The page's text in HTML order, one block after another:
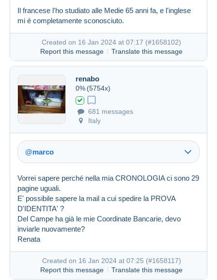
Link (https)
Created on 16 Jan 2024 at 06:35
Il francese l'ho studiato alle Medie 65 anni fa, e l'inglese
mi é completamente sconosciuto.
Created on 16 Jan 2024 at 07:17 (#1658102)
Report this message
Translate this message
renabo
0% (5754x)
681 messages
Italy
@marco
Vorrei sapere perché nella mia CRONOLOGIA ci sono 29
pagine uguali.
E' possibile sapere la mail a cui spedire la PROVA
D'IDENTITA' ?
Del Campe ha già le mie Coordinate Bancarie, devo
inviarle nuovamente?
Renata
Created on 16 Jan 2024 at 07:25 (#1658117)
Report this message
Translate this message